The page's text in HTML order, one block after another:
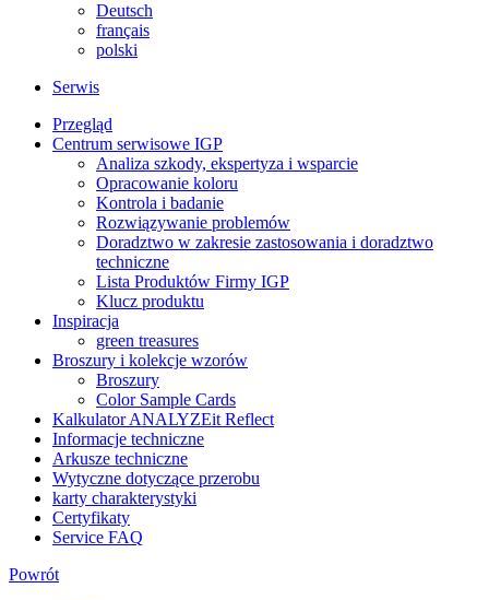
Deutsch
français
polski
Serwis
Przegląd
Centrum serwisowe IGP
Analiza szkody, ekspertyza i wsparcie
Opracowanie koloru
Kontrola i badanie
Rozwiązywanie problemów
Doradztwo w zakresie zastosowania i doradztwo
techniczne
Lista Produktów Firmy IGP
Klucz produktu
Inspiracja
green treasures
Broszury i kolekcje wzorów
Broszury
Color Sample Cards
Kalkulator ANALYZEit Reflect
Informacje techniczne
Arkusze techniczne
Wytyczne dotyczące przerobu
karty charakterystyki
Certyfikaty
Service FAQ
Powrót